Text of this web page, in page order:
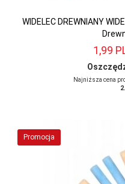
WIDELEC DREWNIANY
1,99
Najniższa cena
Promocja